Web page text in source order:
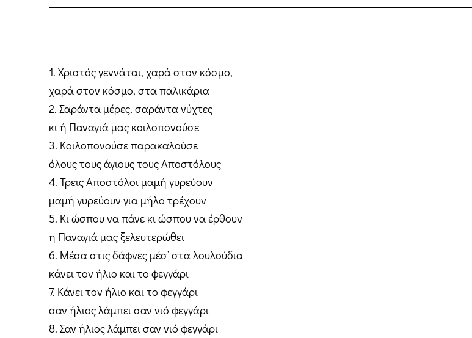
1. Χριστός γεννάται, χαρά στον κόσμο,
χαρά στον κόσμο, στα παλικάρια
2. Σαράντα μέρες, σαράντα νύχτες
κι ή Παναγιά μας κοιλοπονούσε
3. Κοιλοπονούσε παρακαλούσε
όλους τους άγιους τους Αποστόλους
4. Τρεις Aποστόλοι μαμή γυρεύουν
μαμή γυρεύουν για μήλο τρέχουν
5. Κι ώσπου να πάνε κι ώσπου να έρθουν
η Παναγιά μας ξελευτερώθει
6. Μέσα στις δάφνες μέσ’ στα λουλούδια
κάνει τον ήλιο και το φεγγάρι
7. Κάνει τον ήλιο και το φεγγάρι
σαν ήλιος λάμπει σαν νιό φεγγάρι
8. Σαν ήλιος λάμπει σαν νιό φεγγάρι